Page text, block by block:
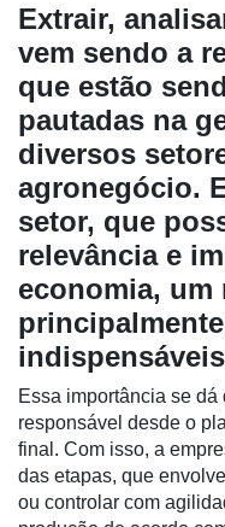
Cadastre-
se
Extrair,
vem sendo a
que estão
pautadas na
diversos
agronegócio.
setor, que
relevância e
economia,
Essa importância se
responsável desde o
final. Com isso, a
das etapas, que
ou controlar com